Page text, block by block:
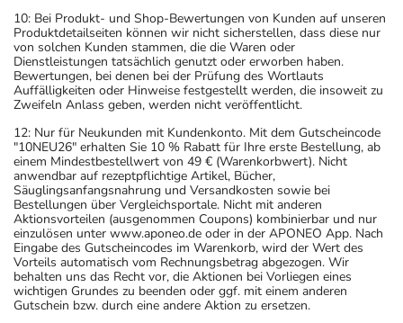
10: Bei Produkt- und Shop-Bewertungen von Kunden auf unseren
Produktdetailseiten können wir nicht sicherstellen, dass diese nur
von solchen Kunden stammen, die die Waren oder
Dienstleistungen tatsächlich genutzt oder erworben haben.
Bewertungen, bei denen bei der Prüfung des Wortlauts
Auffälligkeiten oder Hinweise festgestellt werden, die insoweit zu
Zweifeln Anlass geben, werden nicht veröffentlicht.
12: Nur für Neukunden mit Kundenkonto. Mit dem Gutscheincode
"10NEU26" erhalten Sie 10 % Rabatt für Ihre erste Bestellung, ab
einem Mindestbestellwert von 49 € (Warenkorbwert). Nicht
anwendbar auf rezeptpflichtige Artikel, Bücher,
Säuglingsanfangsnahrung und Versandkosten sowie bei
Bestellungen über Vergleichsportale. Nicht mit anderen
Aktionsvorteilen (ausgenommen Coupons) kombinierbar und nur
einzulösen unter www.aponeo.de oder in der APONEO App. Nach
Eingabe des Gutscheincodes im Warenkorb, wird der Wert des
Vorteils automatisch vom Rechnungsbetrag abgezogen. Wir
behalten uns das Recht vor, die Aktionen bei Vorliegen eines
wichtigen Grundes zu beenden oder ggf. mit einem anderen
Gutschein bzw. durch eine andere Aktion zu ersetzen.